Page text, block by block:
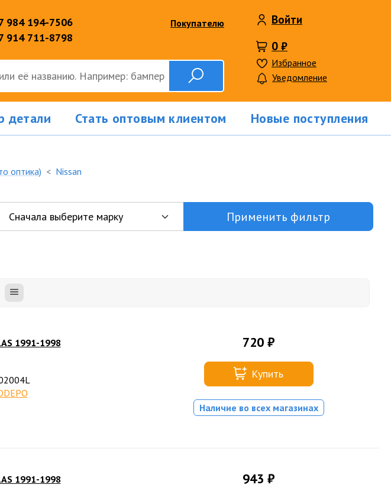
984 194-7506
914 711-8798
Покупателю
Войти
0 ₽
Избранное
Уведомление
детали Стать оптовым клиентом Новые поступления
оптика) Nissan
Применить фильтр
1991-1998
720 ₽
Купить
Наличие во всех магазинах
1991-1998
943 ₽